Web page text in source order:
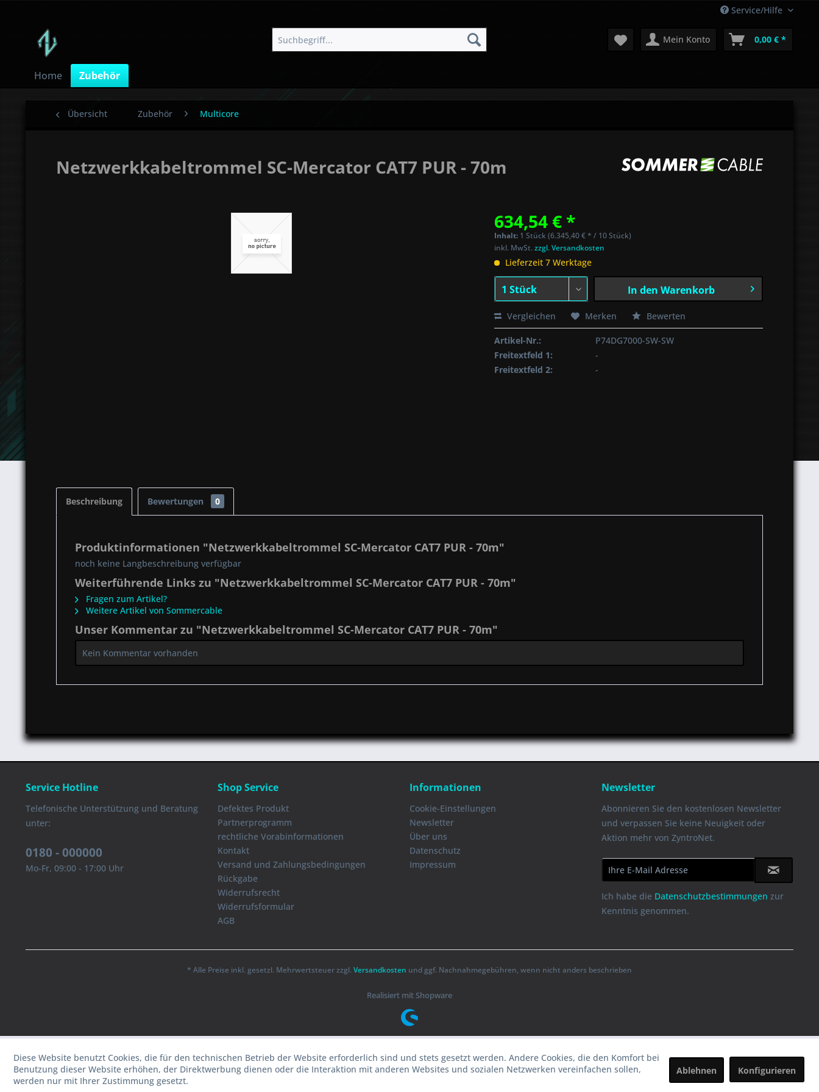
Service/Hilfe
Mein Konto 0,00 € *
Home Zubehör
Übersicht Zubehör Multicore
Netzwerkkabeltrommel SC-Mercator CAT7 PUR - 70m
634,54 € *
Inhalt: 1 Stück (6.345,40 € * / 10 Stück)
inkl. MwSt.zzgl. Versandkosten
Lieferzeit 7 Werktage
In den Warenkorb
Vergleichen Merken Bewerten
Artikel-Nr.:
P74DG7000-SW-SW
Freitextfeld 1:
-
Freitextfeld 2:
-
Beschreibung Bewertungen 0
Produktinformationen "Netzwerkkabeltrommel SC-Mercator CAT7 PUR - 70m"
noch keine Langbeschreibung verfügbar
Weiterführende Links zu "Netzwerkkabeltrommel SC-Mercator CAT7 PUR - 70m"
Fragen zum Artikel?
Weitere Artikel von Sommercable
Unser Kommentar zu "Netzwerkkabeltrommel SC-Mercator CAT7 PUR - 70m"
Kein Kommentar vorhanden
Service Hotline
Telefonische Unterstützung und Beratung
unter:
0180 - 000000
Mo-Fr, 09:00 - 17:00 Uhr
Shop Service
Defektes Produkt
Partnerprogramm
rechtliche Vorabinformationen
Kontakt
Versand und Zahlungsbedingungen
Rückgabe
Widerrufsrecht
Widerrufsformular
AGB
Informationen
Cookie-Einstellungen
Newsletter
Über uns
Datenschutz
Impressum
Newsletter
Abonnieren Sie den kostenlosen Newsletter
und verpassen Sie keine Neuigkeit oder
Aktion mehr von ZyntroNet.
Ich habe die Datenschutzbestimmungen zur
Kenntnis genommen.
* Alle Preise inkl. gesetzl. Mehrwertsteuer zzgl. Versandkosten und ggf. Nachnahmegebühren, wenn nicht anders beschrieben
Realisiert mit Shopware
Diese Website benutzt Cookies, die für den technischen Betrieb der Website erforderlich sind und stets gesetzt werden. Andere Cookies, die den Komfort bei
Benutzung dieser Website erhöhen, der Direktwerbung dienen oder die Interaktion mit anderen Websites und sozialen Netzwerken vereinfachen sollen,
werden nur mit Ihrer Zustimmung gesetzt.
Ablehnen Konfigurieren